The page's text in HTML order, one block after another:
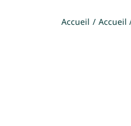
Accueil Accueil